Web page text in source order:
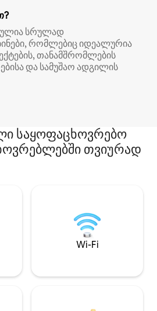
სრულად
რომლებიც იდეალურია
თანამშრომლების
და სამუშაო ადგილის
საყოფაცხოვრებო
თვიურად
Wi-Fi